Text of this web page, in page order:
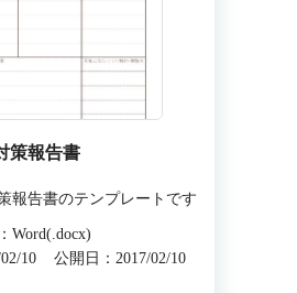
策報告書
報告書のテンプレートです
Word(.docx)
10
公開日：2017/02/10